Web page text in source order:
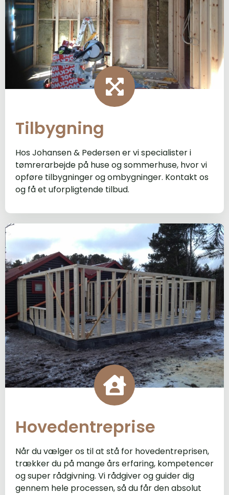
Tilbygning
Hos Johansen & Pedersen er vi specialister i
tømrerarbejde på huse og sommerhuse, hvor vi
opføre tilbygninger og ombygninger. Kontakt os
og få et uforpligtende tilbud.
Hovedentreprise
Når du vælger os til at stå for hovedentreprisen,
trækker du på mange års erfaring, kompetencer
og super rådgivning. Vi rådgiver og guider dig
gennem hele processen, så du får den absolut